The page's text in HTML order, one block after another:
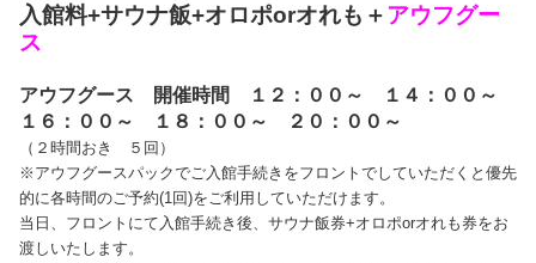
入館料+サウナ飯+オロポorオれも＋アウフグー
ス
アウフグース 開催時間 １２：００～ １４：００～
１６：００～ １８：００～ ２０：００～
（２時間おき ５回）
※アウフグースパックでご入館手続きをフロントでしていただくと優先
的に各時間のご予約(1回)をご利用していただけます。
当日、フロントにて入館手続き後、サウナ飯券+オロポorオれも券をお
渡しいたします。